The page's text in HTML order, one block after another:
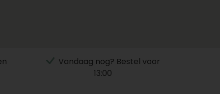
Vandaag nog? Bestel voor
13:00